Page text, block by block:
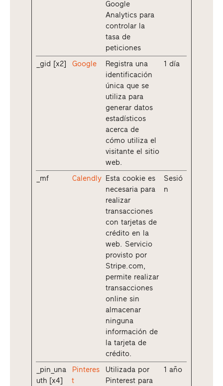
Google
Analytics para
controlar la
tasa de
peticiones
_gid [x2]
Google
Registra una
identificación
única que se
utiliza para
generar datos
estadísticos
acerca de
cómo utiliza el
visitante el sitio
web.
1 día
_mf Calendly Esta cookie es
necesaria para
realizar
transacciones
con tarjetas de
crédito en la
web. Servicio
provisto por
Stripe.com,
permite realizar
transacciones
online sin
almacenar
ninguna
información de
la tarjeta de
crédito.
Sesió
n
_pin_una
uth [x4]
Pinteres
t
Utilizada por
Pinterest para
1 año